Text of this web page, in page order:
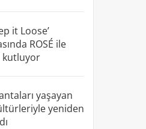
it Loose’
ROSÉ ile
kutluyor
yaşayan
yeniden